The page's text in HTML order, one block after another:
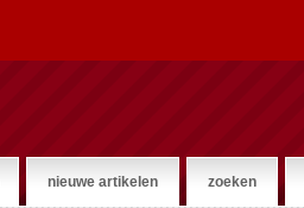
nieuwe artikelen zoeken